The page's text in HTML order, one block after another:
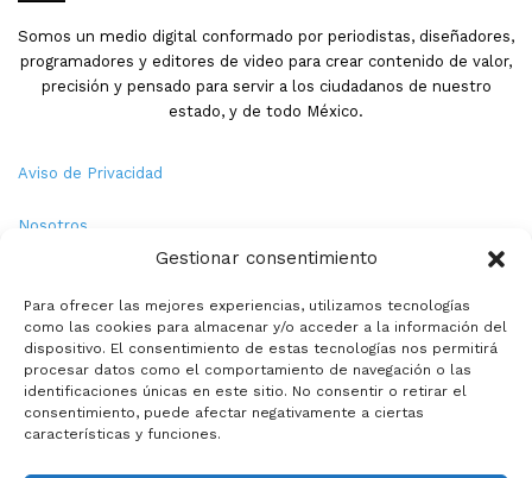
Gestionar consentimiento
Para ofrecer las mejores experiencias, utilizamos tecnologías
como las cookies para almacenar y/o acceder a la información del
dispositivo. El consentimiento de estas tecnologías nos permitirá
procesar datos como el comportamiento de navegación o las
identificaciones únicas en este sitio. No consentir o retirar el
consentimiento, puede afectar negativamente a ciertas
características y funciones.
Somos un medio digital conformado por periodistas, diseñadores,
programadores y editores de video para crear contenido de valor,
precisión y pensado para servir a los ciudadanos de nuestro
estado, y de todo México.
Aviso de Privacidad
Nosotros
Política de Cookies
Contacto